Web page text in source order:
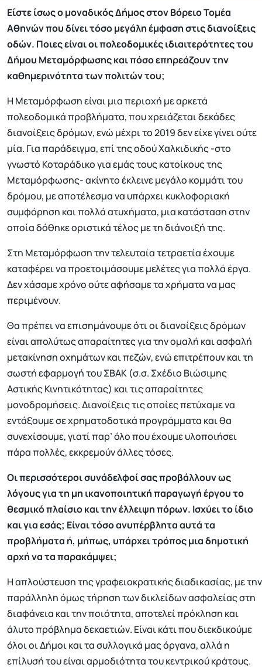
Είστε ίσως ο μοναδικός Δήμος στον Βόρειο Τομέα
Αθηνών που δίνει τόσο μεγάλη έμφαση στις διανοίξεις
οδών. Ποιες είναι οι πολεοδομικές ιδιαιτερότητες του
Δήμου Μεταμόρφωσης και πόσο επηρεάζουν την
καθημερινότητα των πολιτών του;
Η Μεταμόρφωση είναι μια περιοχή με αρκετά
πολεοδομικά προβλήματα, που χρειάζεται δεκάδες
διανοίξεις δρόμων, ενώ μέχρι το 2019 δεν είχε γίνει ούτε
μία. Για παράδειγμα, επί της οδού Χαλκιδικής -στο
γνωστό Κοταράδικο για εμάς τους κατοίκους της
Μεταμόρφωσης- ακίνητο έκλεινε μεγάλο κομμάτι του
δρόμου, με αποτέλεσμα να υπάρχει κυκλοφοριακή
συμφόρηση και πολλά ατυχήματα, μια κατάσταση στην
οποία δόθηκε οριστικά τέλος με τη διάνοιξή της.
Στη Μεταμόρφωση την τελευταία τετραετία έχουμε
καταφέρει να προετοιμάσουμε μελέτες για πολλά έργα.
Δεν χάσαμε χρόνο ούτε αφήσαμε τα χρήματα να μας
περιμένουν.
Θα πρέπει να επισημάνουμε ότι οι διανοίξεις δρόμων
είναι απολύτως απαραίτητες για την ομαλή και ασφαλή
μετακίνηση οχημάτων και πεζών, ενώ επιτρέπουν και τη
σωστή εφαρμογή του ΣΒΑΚ (σ.σ. Σχέδιο Βιώσιμης
Αστικής Κινητικότητας) και τις απαραίτητες
μονοδρομήσεις. Διανοίξεις τις οποίες πετύχαμε να
εντάξουμε σε χρηματοδοτικά προγράμματα και θα
συνεχίσουμε, γιατί παρ’ όλο που έχουμε υλοποιήσει
πάρα πολλές, εκκρεμούν άλλες τόσες.
Οι περισσότεροι συνάδελφοί σας προβάλλουν ως
λόγους για τη μη ικανοποιητική παραγωγή έργου το
θεσμικό πλαίσιο και την έλλειψη πόρων. Ισχύει το ίδιο
και για εσάς; Είναι τόσο ανυπέρβλητα αυτά τα
προβλήματα ή, μήπως, υπάρχει τρόπος μια δημοτική
αρχή να τα παρακάμψει;
H απλούστευση της γραφειοκρατικής διαδικασίας, με την
παράλληλη όμως τήρηση των δικλείδων ασφαλείας στη
διαφάνεια και την ποιότητα, αποτελεί πρόκληση και
άλυτο πρόβλημα δεκαετιών. Είναι κάτι που διεκδικούμε
όλοι οι Δήμοι και τα συλλογικά μας όργανα, αλλά η
επίλυσή του είναι αρμοδιότητα του κεντρικού κράτους.